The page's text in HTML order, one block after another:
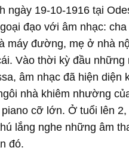
ngày 19-10-1916 tại
đạo với âm nhạc:
máy đường, mẹ ở nhà
Vào thời kỳ đầu những
âm nhạc đã hiện diện
nhà khiêm nhường
cỡ lớn. Ở tuổi lên 2,
lắng nghe những âm
đó.